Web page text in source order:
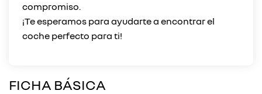
compromiso.
¡Te esperamos para ayudarte a encontrar el
FICHA BÁSICA